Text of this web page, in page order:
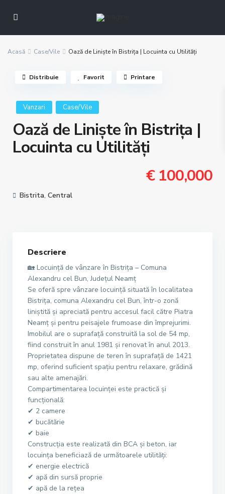
Acasă Case/Vile Oază de Liniște în Bistrița | Locuinta cu Utilități
Vanzari Case/Vile
Oază de Liniște în Bistrița |
Locuinta cu Utilități
€ 100,000
Bistrita, Central
Distribuie Favorit Printare
Descriere
🏡 Locuință de vânzare în Bistrița – Comuna
Alexandru cel Bun, Județul Neamț
Se oferă spre vânzare locuință situată în localitatea
Bistrița, comuna Alexandru cel Bun, într-o zonă
liniștită și apreciată pentru accesul facil către Piatra
Neamț și pentru peisajele frumoase din împrejurimi.
Imobilul are o suprafață construită la sol de 54 mp,
fiind construit în anul 1981 și renovat în anul 2013.
Proprietatea dispune de teren în suprafață de 1421
mp, oferind suficient spațiu pentru relaxare, grădină
sau alte amenajări.
Compartimentarea locuinței este practică și
funcțională:
✔ 2 camere
✔ bucătărie
✔ baie
Construcția este realizată din BCA și beton, iar
locuința beneficiază de următoarele utilități:
✔ energie electrică
✔ apă din sursă proprie
✔ apă de la rețea